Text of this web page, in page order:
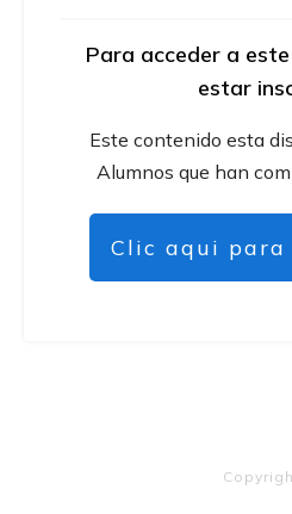
Para acceder a
estar
Este contenido esta
Alumnos que han
Clic aqui